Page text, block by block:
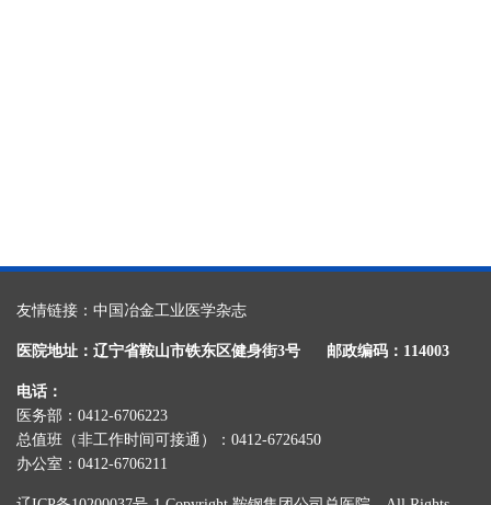
友情链接： 中国冶金工业医学杂志
医院地址：辽宁省鞍山市铁东区健身街3号 邮政编码：114003
电话：
医务部：0412-6706223
总值班（非工作时间可接通）：0412-6726450
办公室：0412-6706211